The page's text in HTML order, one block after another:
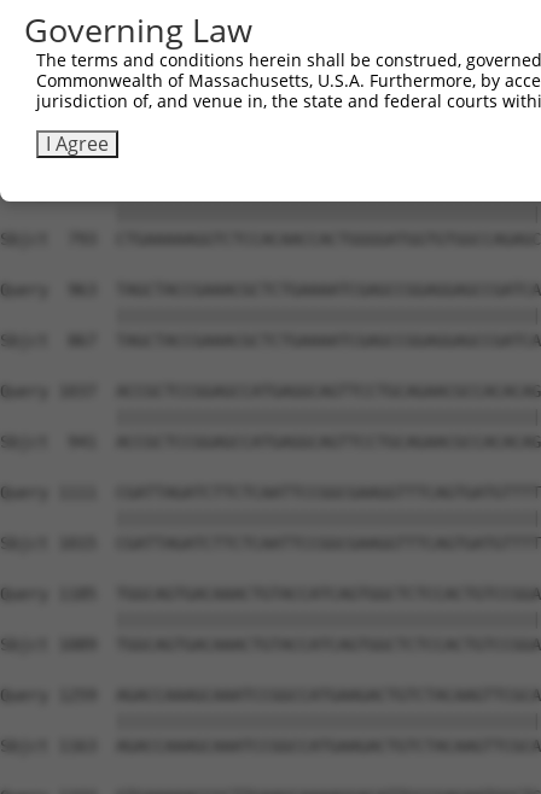
Governing Law
The terms and conditions herein shall be construed,
Commonwealth of Massachusetts, U.S.A. Furthermore, by
jurisdiction of, and venue in, the state and federal courts
I Agree